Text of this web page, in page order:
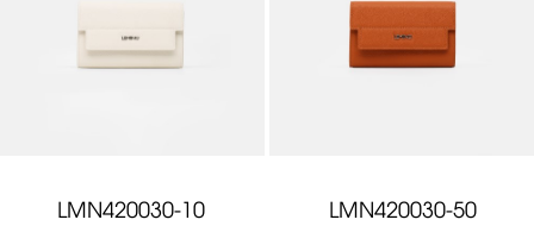
LMN420030-10
LMN420030-50